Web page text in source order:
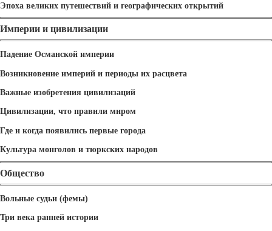
Эпоха великих путешествий и географических открытий
Империи и цивилизации
Падение Османской империи
Возникновение империй и периоды их расцвета
Важные изобретения цивилизаций
Цивилизации, что правили миром
Где и когда появились первые города
Культура монголов и тюркских народов
Общество
Вольные судьи (фемы)
Три века ранней истории